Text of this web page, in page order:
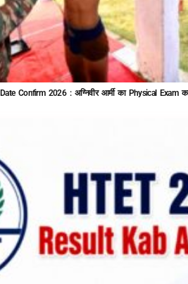
Confirm 2026 : अग्निवीर आर्मी का Physical Exam कब